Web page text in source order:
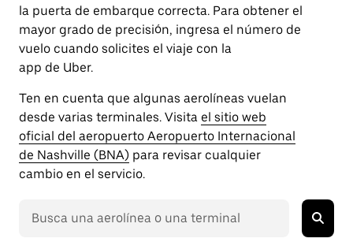
la puerta de embarque correcta. Para obtener el
mayor grado de precisión, ingresa el número de
vuelo cuando solicites el viaje con la
app de Uber.
Ten en cuenta que algunas aerolíneas vuelan
desde varias terminales. Visita el sitio web
oficial del aeropuerto Aeropuerto Internacional
de Nashville (BNA) para revisar cualquier
cambio en el servicio.